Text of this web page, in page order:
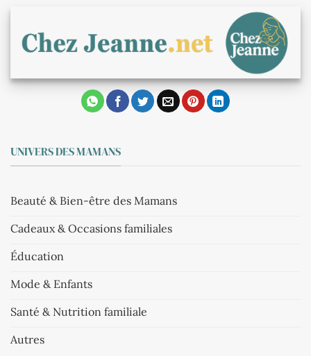
UNIVERS DES MAMANS
Beauté & Bien-être des Mamans
Cadeaux & Occasions familiales
Éducation
Mode & Enfants
Santé & Nutrition familiale
Autres